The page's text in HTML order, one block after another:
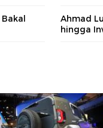
Ahmad
hingga